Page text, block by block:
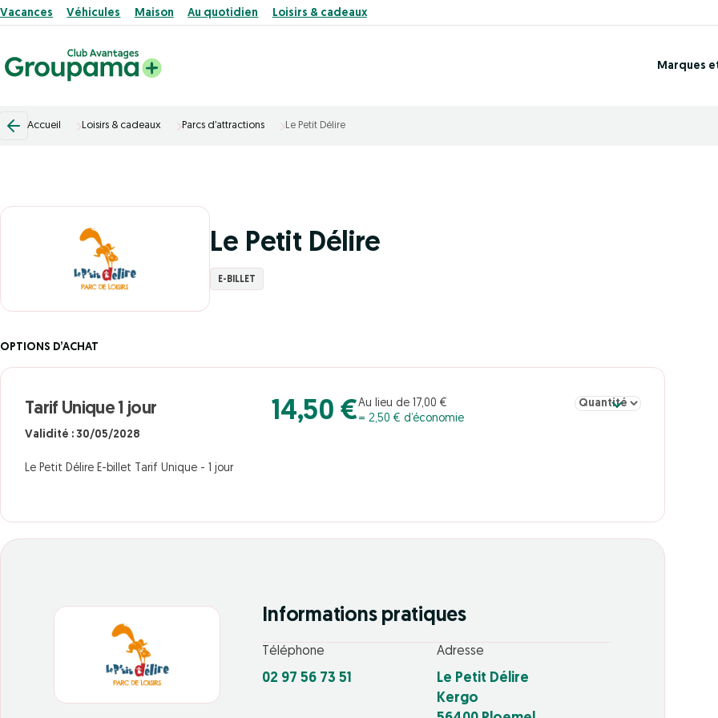
Vacances Véhicules Maison Au quotidien Loisirs & cadeaux
Marques
Accueil Loisirs & cadeaux Parcs d’attractions Le Petit Délire
Le Petit Délire
E-BILLET
OPTIONS D’ACHAT
Tarif Unique 1 jour
Validité : 30/05/2028
Le Petit Délire E-billet Tarif Unique - 1 jour
14,50 €Au lieu de 17,00 €
= 2,50 € d’économie
Sélectionner la quantité
Informations pratiques
Téléphone
02 97 56 73 51
Adresse
Le Petit Délire
Kergo